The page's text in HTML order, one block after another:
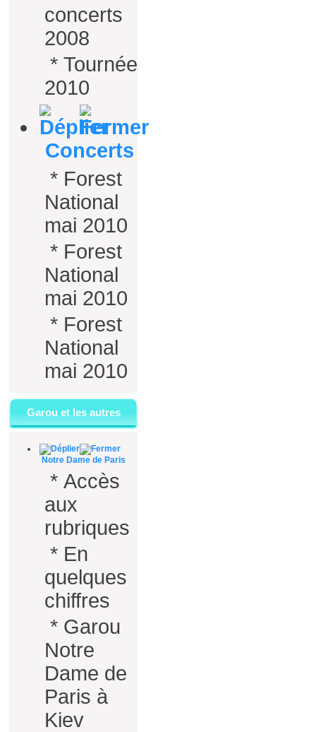
concerts
2008
* Tournée
2010
Concerts
* Forest
National
mai 2010
* Forest
National
mai 2010
* Forest
National
mai 2010
Garou et les autres
Notre Dame de Paris
* Accès
aux
rubriques
* En
quelques
chiffres
* Garou
Notre
Dame de
Paris à
Kiev